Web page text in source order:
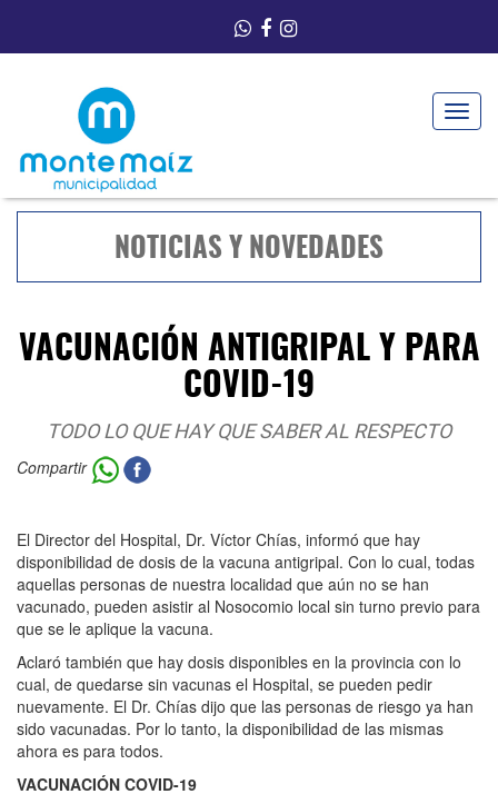
Toggle
NOTICIAS Y NOVEDADES
VACUNACIÓN ANTIGRIPAL Y PARA
COVID-19
TODO LO QUE HAY QUE SABER AL RESPECTO
Compartir
El Director del Hospital, Dr. Víctor Chías, informó que hay
disponibilidad de dosis de la vacuna antigripal. Con lo cual, todas
aquellas personas de nuestra localidad que aún no se han
vacunado, pueden asistir al Nosocomio local sin turno previo para
que se le aplique la vacuna.
Aclaró también que hay dosis disponibles en la provincia con lo
cual, de quedarse sin vacunas el Hospital, se pueden pedir
nuevamente. El Dr. Chías dijo que las personas de riesgo ya han
sido vacunadas. Por lo tanto, la disponibilidad de las mismas
ahora es para todos.
VACUNACIÓN COVID-19